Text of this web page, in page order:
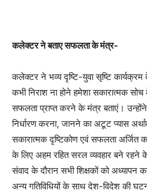
कलेक्टर ने बताए सफलता के मंत्र-
कलेक्टर ने भव्य दृष्टि-युवा सृष्टि
कभी निराश ना होने हमेशा सकारात्मक सोच
सफलता प्राप्त करने के मंत्र बताएं। उन्होंने
निर्धारण करना, जानने का अटूट प्यास
सकारात्मक दृष्टिकोण एवं सफलता
के लिए अहम रहित सरल व्यवहार बने रहने
संवाद के दौरान सभी शिक्षकों को अध्यापन
अन्य गतिविधियों के साथ देश-विदेश की